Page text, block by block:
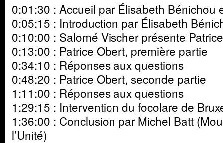
0:01:30 : Accueil par Élisabeth Bénichou
0:05:15 : Introduction par Élisabeth
0:10:00 : Salomé Vischer présente
0:13:00 : Patrice Obert, première partie
0:34:10 : Réponses aux questions
0:48:20 : Patrice Obert, seconde partie
1:11:00 : Réponses aux questions
1:29:15 : Intervention du focolare de
1:36:00 : Conclusion par Michel Batt
l’Unité)